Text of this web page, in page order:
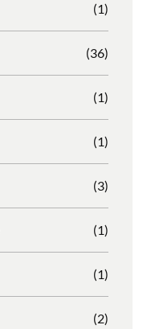
(1)
(36)
(1)
(1)
(3)
(1)
(1)
(2)